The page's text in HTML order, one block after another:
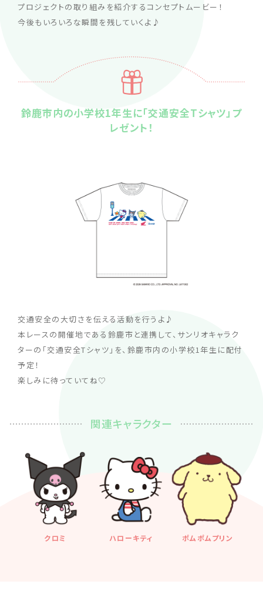
プロジェクトの取り組みを紹介するコンセプトムービー！
今後もいろいろな瞬間を残していくよ♪
鈴鹿市内の小学校1年生に「交通安全Tシャツ」プ
レゼント！
交通安全の大切さを伝える活動を行うよ♪
本レースの開催地である鈴鹿市と連携して、サンリオキャラク
ターの「交通安全Tシャツ」を、鈴鹿市内の小学校1年生に配付
予定！
楽しみに待っていてね♡
関連キャラクター
クロミ ハローキティ ポムポムプリン